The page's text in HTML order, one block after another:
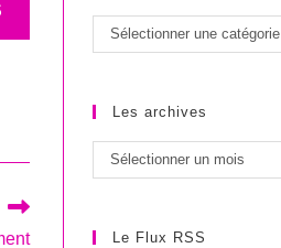
Les
catégories
Sélectionner une catégorie
Les archives
Les
archives
Sélectionner un mois
Le Flux RSS